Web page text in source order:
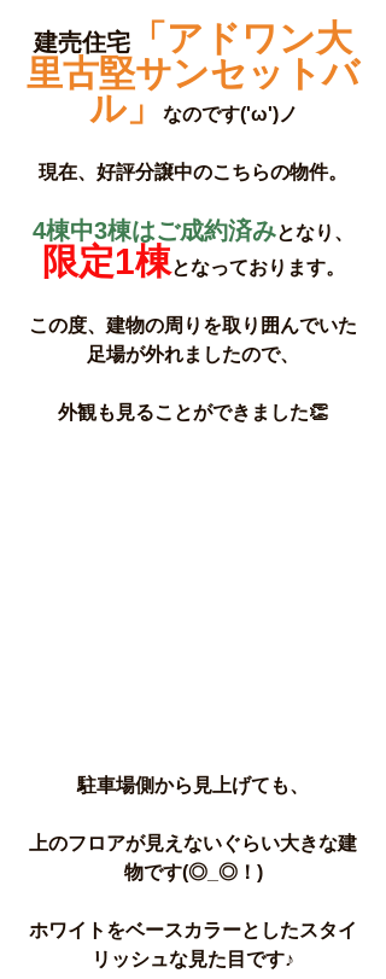
建売住宅
「アドワン大
里古堅サンセットバ
ル」
なのです('ω')ノ
現在、好評分譲中のこちらの物件。
4棟中3棟はご成約済みとなり、
限定1棟となっております。
この度、建物の周りを取り囲んでいた
足場が外れましたので、
外観も見ることができました👏
駐車場側から見上げても、
上のフロアが見えないぐらい大きな建
物です(◎_◎！)
ホワイトをベースカラーとしたスタイ
リッシュな見た目です♪